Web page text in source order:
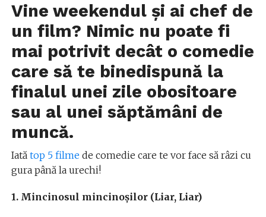
Vine weekendul şi ai chef de
un film? Nimic nu poate fi
mai potrivit decât o comedie
care să te binedispună la
finalul unei zile obositoare
sau al unei săptămâni de
muncă.
Iată top 5 filmede comedie care te vor face să râzi cu
gura până la urechi!
1. Mincinosul mincinoşilor (Liar, Liar)